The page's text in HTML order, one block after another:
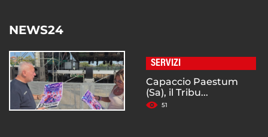
NEWS24
SERVIZI
Capaccio Paestum
(Sa), il Tribu...
51